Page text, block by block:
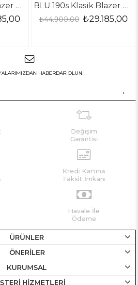
BLU 190s Klasik Blazer Ceket
₺29.185,00 ₺44.900,00
HABERDAR OLUN!
Değişim
Garantisi
Kredi Kartına
Taksit İmkanı
Havale İle
Ödeme
ÜRÜNLER
ÖNERİLER
KURUMSAL
HİZMETLERİ